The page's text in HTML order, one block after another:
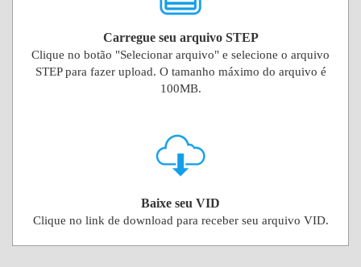
Carregue seu arquivo STEP
Clique no botão "Selecionar arquivo" e selecione o arquivo
STEP para fazer upload. O tamanho máximo do arquivo é
100MB.
Baixe seu VID
Clique no link de download para receber seu arquivo VID.